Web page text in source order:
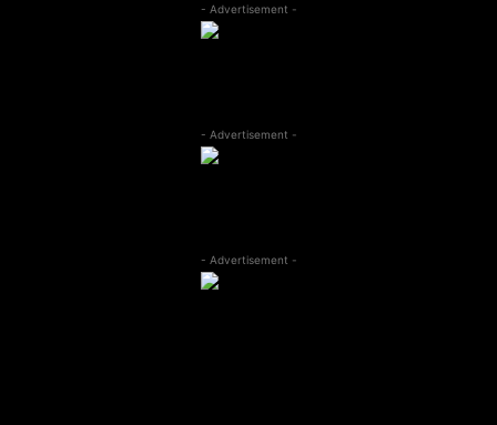
- Advertisement -
- Advertisement -
- Advertisement -